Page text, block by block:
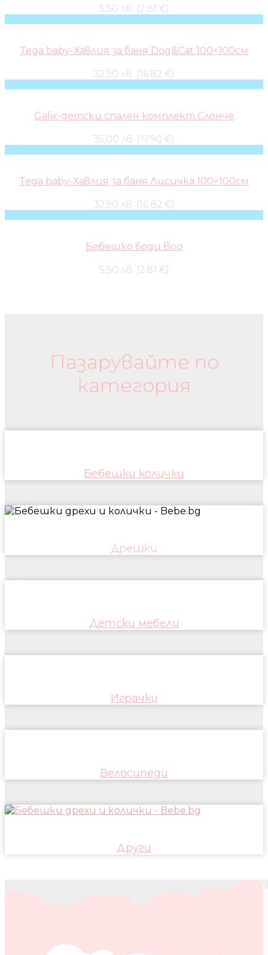
5,50 лв. (2.81 €)
Tega baby-Хавлия за баня Dog&Cat 100×100см
32,90 лв. (16.82 €)
Galix-детски спален комплект Слонче
35,00 лв. (17.90 €)
Tega baby-Хавлия за баня Лисичка 100×100см
32,90 лв. (16.82 €)
Бебешко боди Boo
5,50 лв. (2.81 €)
Пазарувайте по
категория
Бебешки колички
Дрешки
Детски мебели
Играчки
Велосипеди
Други